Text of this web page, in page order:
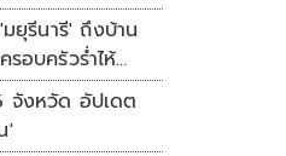
รี' ถึงบ้าน
อบครัวร่ำไห้
รือ
จังหวัด อัปเดต
'